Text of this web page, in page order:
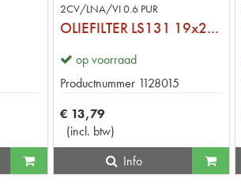
2CV/LNA/VI 0.6 PUR
OLIEFILTER LS131 19x26.5x1.9
op voorraad
Productnummer 1128015
€ 13,79
(incl. btw)
Info